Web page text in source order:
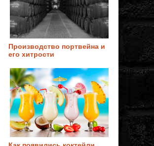
Производство портвейна и
его хитрости